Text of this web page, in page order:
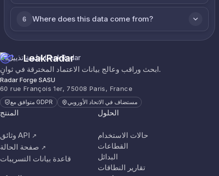
6 Where does this data come from?
LeakRadar
ابحث وراقب وعالج بيانات الاعتماد المخترقة في ثوانٍ.
Radar Forge SASU
60 rue François 1er, 75008 Paris, France
متوافق مع GDPR مستضاف في الاتحاد الأوروبي
المنتج
وثائق API ↗
صفحة الحالة ↗
قاعدة بيانات التسريبات
الحلول
حالات الاستخدام
القطاعات
البدائل
تقارير النطاقات